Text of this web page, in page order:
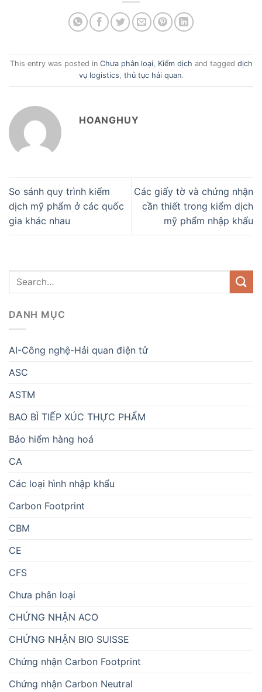
This entry was posted in Chưa phân loại, Kiểm dịch and tagged dịch
vụ logistics, thủ tục hải quan.
HOANGHUY
So sánh quy trình kiểm
dịch mỹ phẩm ở các quốc
gia khác nhau
Các giấy tờ và chứng nhận
cần thiết trong kiểm dịch
mỹ phẩm nhập khẩu
DANH MỤC
AI-Công nghệ-Hải quan điện tử
ASC
ASTM
BAO BÌ TIẾP XÚC THỰC PHẨM
Bảo hiểm hàng hoá
CA
Các loại hình nhập khẩu
Carbon Footprint
CBM
CE
CFS
Chưa phân loại
CHỨNG NHẬN ACO
CHỨNG NHẬN BIO SUISSE
Chứng nhận Carbon Footprint
Chứng nhận Carbon Neutral